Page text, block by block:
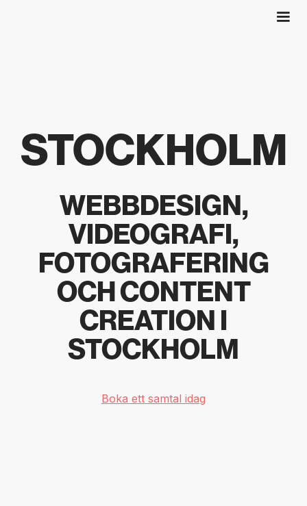
STOCKHOLM
WEBBDESIGN,
VIDEOGRAFI,
FOTOGRAFERING
OCH CONTENT
CREATION I
STOCKHOLM
Boka ett samtal idag